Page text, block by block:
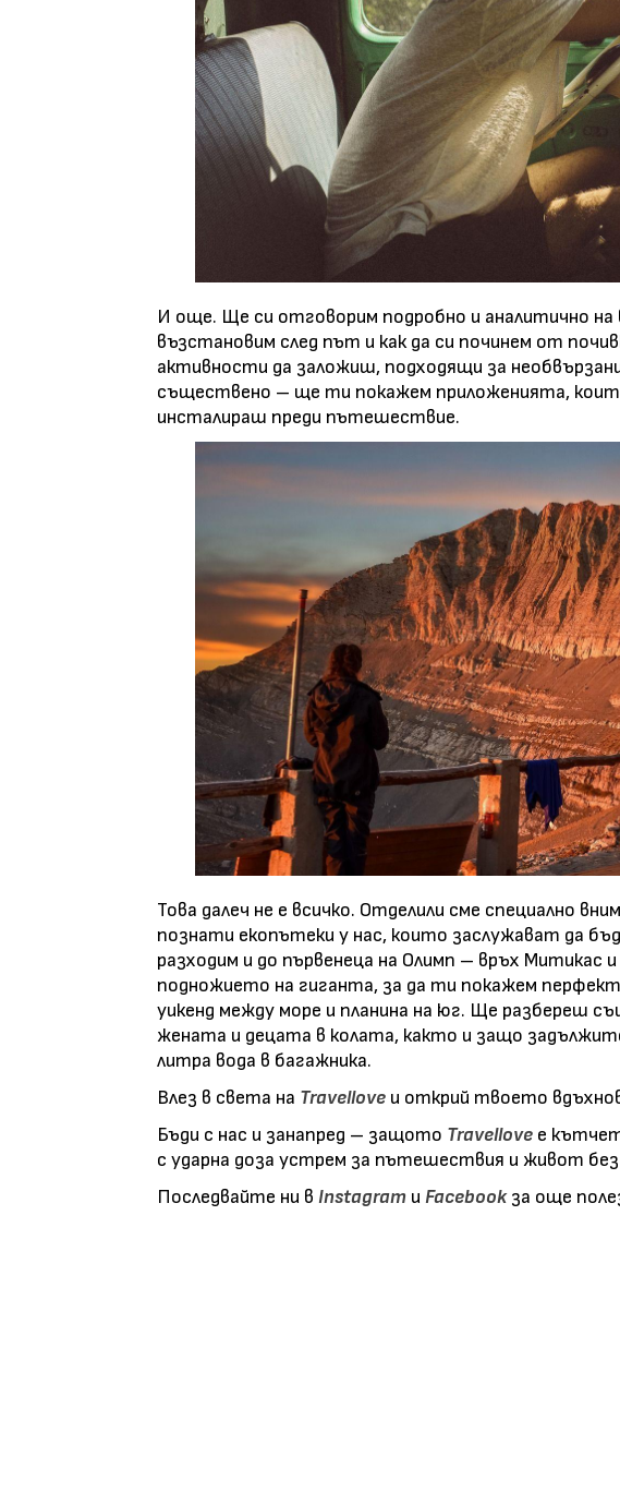
И още. Ще си отговорим подробно и аналитично на
възстановим след път и как да си починем от
активности да заложиш, подходящи за
съществено – ще ти покажем приложенията,
инсталираш преди пътешествие.
Това далеч не е всичко. Отделили сме специално
познати екопътеки у нас, които заслужават да
разходим и до първенеца на Олимп – връх Митикас
подножието на гиганта, за да ти покажем
уикенд между море и планина на юг. Ще разбереш
жената и децата в колата, както и защо
литра вода в багажника.
Влез в света на Travellove и открий твоето
Бъди с нас и занапред – защото Travellove е
с ударна доза устрем за пътешествия и живот без
Последвайте ни в Instagram и Facebookза още